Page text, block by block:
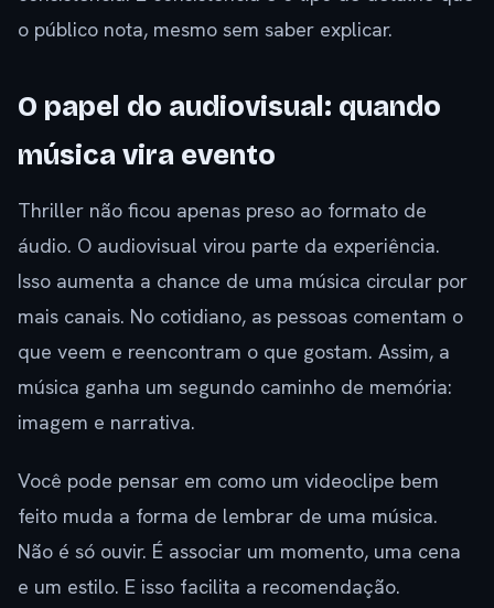
o público nota, mesmo sem saber explicar.
O papel do audiovisual: quando
música vira evento
Thriller não ficou apenas preso ao formato de
áudio. O audiovisual virou parte da experiência.
Isso aumenta a chance de uma música circular por
mais canais. No cotidiano, as pessoas comentam o
que veem e reencontram o que gostam. Assim, a
música ganha um segundo caminho de memória:
imagem e narrativa.
Você pode pensar em como um videoclipe bem
feito muda a forma de lembrar de uma música.
Não é só ouvir. É associar um momento, uma cena
e um estilo. E isso facilita a recomendação.